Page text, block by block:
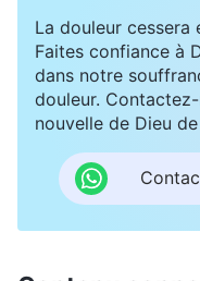
recevrait pas la
Quand Dieu n’est
siège reste
c’est ainsi que
Quand les gens
La douleur cessera
Faites confiance à
dans notre
douleur.
nouvelle de Dieu